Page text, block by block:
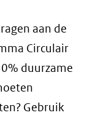
venster)
(verwijst
naar
een
andere
aan de
Circulair
duurzame
Gebruik